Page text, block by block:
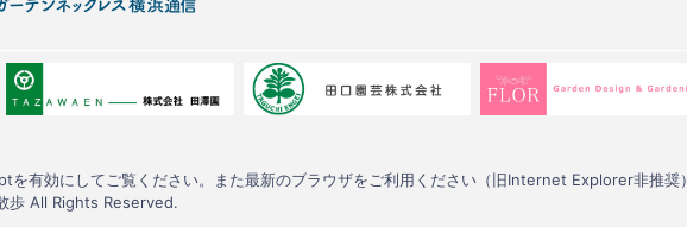
を有効にしてご覧ください。また最新のブラウザをご利用ください（旧Internet Explorer非推奨）
All Rights Reserved.